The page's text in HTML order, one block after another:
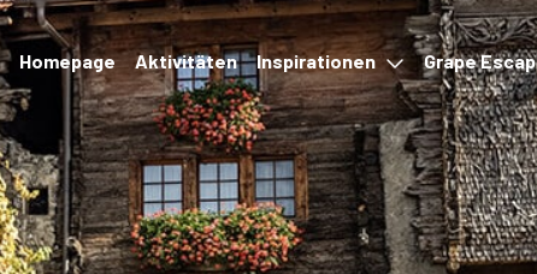
Homepage Aktivitäten Inspirationen
Veranstaltungen
Unterkünfte und
Restaurants
Grape